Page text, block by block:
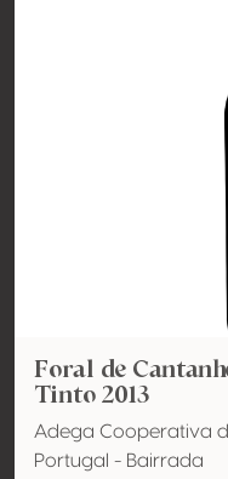
Foral de
Tinto 2013
Adega Cooperativa
Portugal - Bairrada